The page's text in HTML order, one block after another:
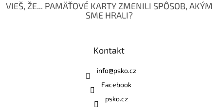
VIEŠ, ŽE... PAMÄŤOVÉ KARTY ZMENILI SPÔSOB, AKÝM
SME HRALI?
Kontakt
info@psko.cz
Facebook
psko.cz